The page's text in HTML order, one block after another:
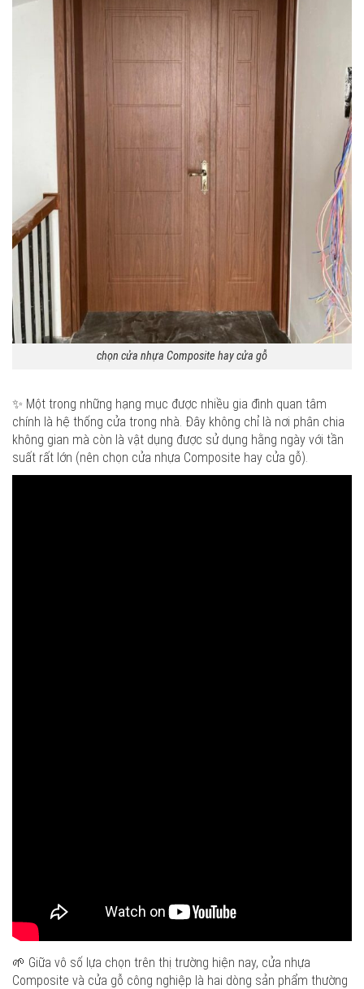
chọn cửa nhựa Composite hay cửa gỗ
✨ Một trong những hạng mục được nhiều gia đình quan tâm
chính là hệ thống cửa trong nhà. Đây không chỉ là nơi phân chia
không gian mà còn là vật dụng được sử dụng hằng ngày với tần
suất rất lớn (nên chọn cửa nhựa Composite hay cửa gỗ).
🌱 Giữa vô số lựa chọn trên thị trường hiện nay, cửa nhựa
Composite và cửa gỗ công nghiệp là hai dòng sản phẩm thường